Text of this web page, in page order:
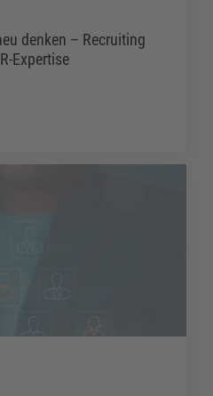
denken – Recruiting
Expertise